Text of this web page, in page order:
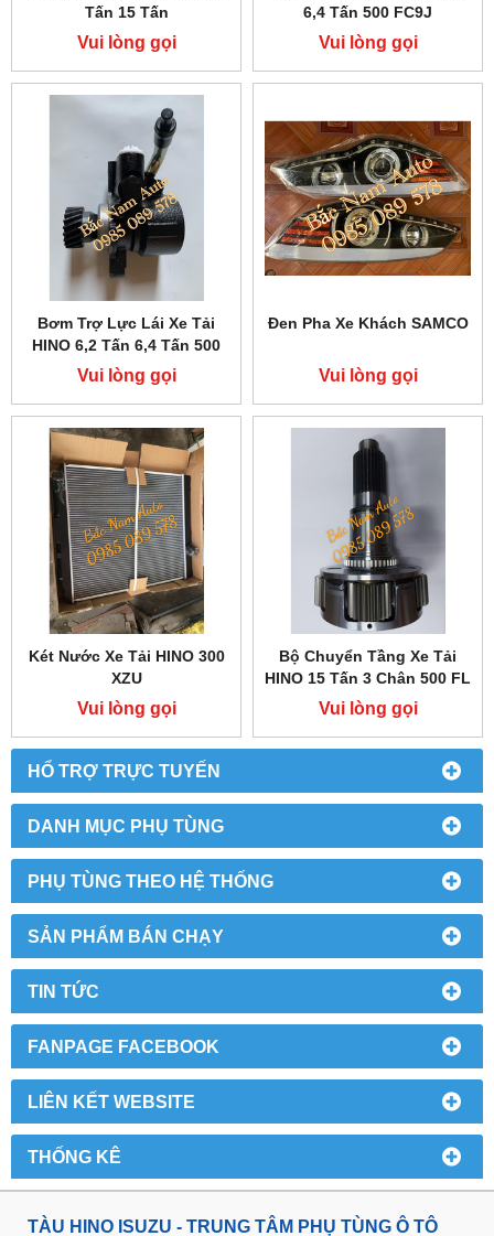
HỔ TRỢ TRỰC TUYẾN
DANH MỤC PHỤ TÙNG
PHỤ TÙNG THEO HỆ THỐNG
SẢN PHẨM BÁN CHẠY
TIN TỨC
FANPAGE FACEBOOK
LIÊN KẾT WEBSITE
THỐNG KÊ
Tấn 15 Tấn
Vui lòng gọi
6,4 Tấn 500 FC9J
Vui lòng gọi
Bơm Trợ Lực Lái Xe Tải
HINO 6,2 Tấn 6,4 Tấn 500
FC
Vui lòng gọi
Đen Pha Xe Khách SAMCO
Vui lòng gọi
Két Nước Xe Tải HINO 300
XZU
Vui lòng gọi
Bộ Chuyển Tầng Xe Tải
HINO 15 Tấn 3 Chân 500 FL
Vui lòng gọi
TÀU HINO ISUZU - TRUNG TÂM PHỤ TÙNG Ô TÔ